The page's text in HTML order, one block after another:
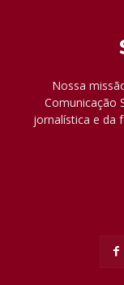
Nossa
Comunicação
jornalística e da